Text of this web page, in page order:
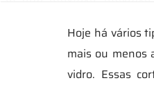
Hoje há vários
mais ou menos
vidro. Essas